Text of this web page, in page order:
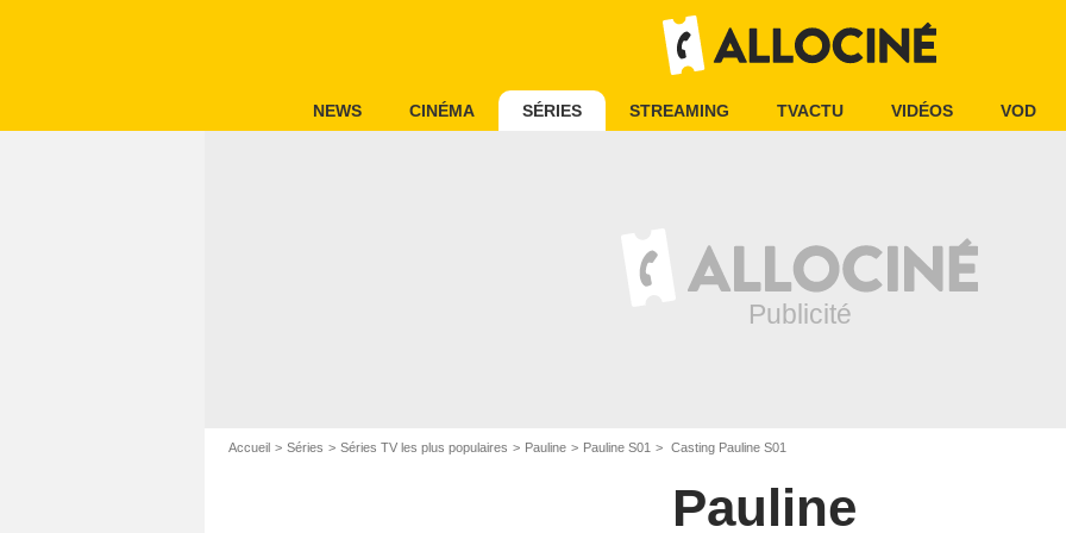
NEWS CINÉMA SÉRIES STREAMING TVACTU VIDÉOS VOD
Accueil Séries Séries TV les plus populaires Pauline Pauline S01 Casting Pauline S01
Pauline